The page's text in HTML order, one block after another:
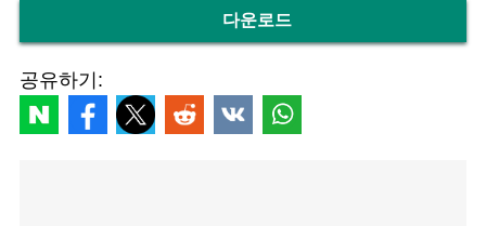
다운로드
공유하기: